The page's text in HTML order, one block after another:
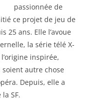
passionnée de
ce projet de jeu de
25 ans. Elle l’avoue
la série télé X-
inspirée,
soient autre chose
Depuis, elle a
SF.